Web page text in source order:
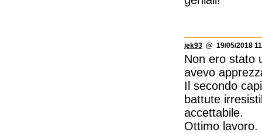
jek93 @ 19/05/2018
Non ero stato
avevo
Il secondo
battute
accettabile.
Ottimo lavoro.